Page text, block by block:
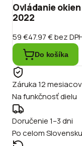
Ovládanie
2022
59 €47.97 €bez
Do košíka
Záruka 12 mesiacov
Na funkčnosť dielu
Doručenie 1–3 dni
Po celom Slovensku